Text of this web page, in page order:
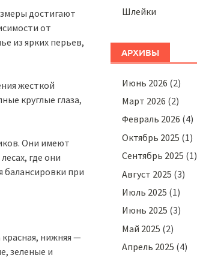
достигают
от
из ярких перьев,
жесткой
круглые глаза,
Они имеют
где они
при
нижняя —
зеленые и
Шлейки
АРХИВЫ
Июнь 2026 (2)
Март 2026 (2)
Февраль 2026 (4)
Октябрь 2025 (1)
Сентябрь 2025 (1)
Август 2025 (3)
Июль 2025 (1)
Июнь 2025 (3)
Май 2025 (2)
Апрель 2025 (4)